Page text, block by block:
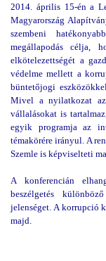
2014. április 15-én a
Magyarország
szembeni
megállapodás célja,
elkötelezettségét a
védelme mellett a
büntetőjogi
Mivel a nyilatkozat az
vállalásokat is
egyik programja az
témakörére irányul. A
Szemle is képviselteti
A konferencián
beszélgetés
jelenséget. A korrupció
majd.